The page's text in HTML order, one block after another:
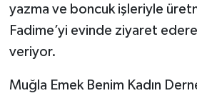
yazma ve boncuk işleriyle
Fadime’yi evinde ziyaret
veriyor.
Muğla Emek Benim Kadın